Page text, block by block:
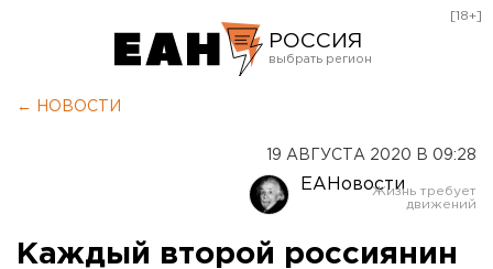
РОССИЯ
Оренбург
[18+]
← НОВОСТИ
19 АВГУСТА 2020 В 09:28
ЕАНовости
Каждый второй россиянин